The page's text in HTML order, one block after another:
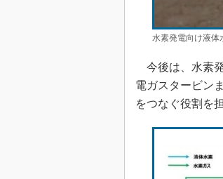
水素発電向け液体
今後は、水素
電ガスタービン
をつなぐ役割を